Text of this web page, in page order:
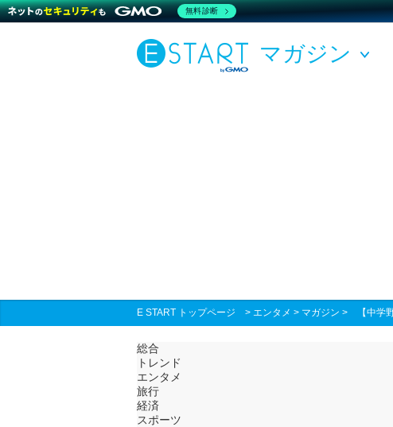
マガジン
E START トップページ > エンタメ > マガジン > 【中学
総合
トレンド
エンタメ
旅行
経済
スポーツ
無料診断